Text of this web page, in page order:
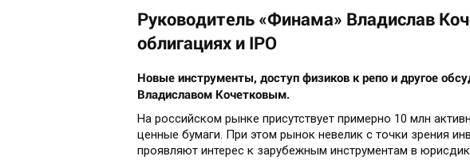
Руководитель «Финама» Владислав
облигациях и IPO
Новые инструменты, доступ физиков к репо и другое
Владиславом Кочетковым.
На российском рынке присутствует примерно 10 млн
ценные бумаги. При этом рынок невелик с точки зрения
проявляют интерес к зарубежным инструментам в